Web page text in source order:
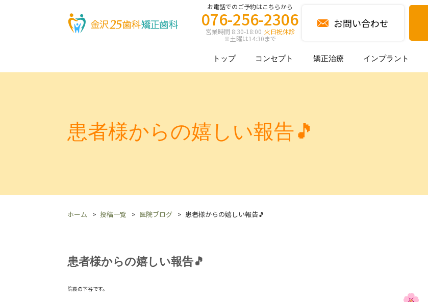
お電話でのご予約はこちらから
076-256-2306
営業時間 8:30-18:00 火日祝休診
※土曜は14:30まで
お問い合わせ
トップ コンセプト 矯正治療 インプラント
患者様からの嬉しい報告🎵
ホーム 投稿一覧 医院ブログ 患者様からの嬉しい報告🎵
患者様からの嬉しい報告🎵
院長の下谷です。